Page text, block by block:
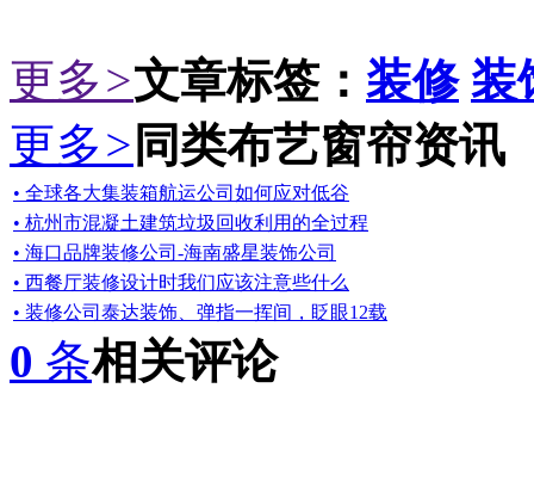
更多>文章标签： 装修 装
更多> 同类布艺窗帘资讯
• 全球各大集装箱航运公司如何应对低谷
• 杭州市混凝土建筑垃圾回收利用的全过程
• 海口品牌装修公司-海南盛星装饰公司
• 西餐厅装修设计时我们应该注意些什么
• 装修公司泰达装饰、弹指一挥间，眨眼12载
0 条相关评论